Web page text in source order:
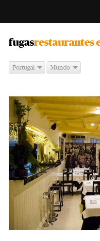
fugasrestaurantes
Portugal Mundo